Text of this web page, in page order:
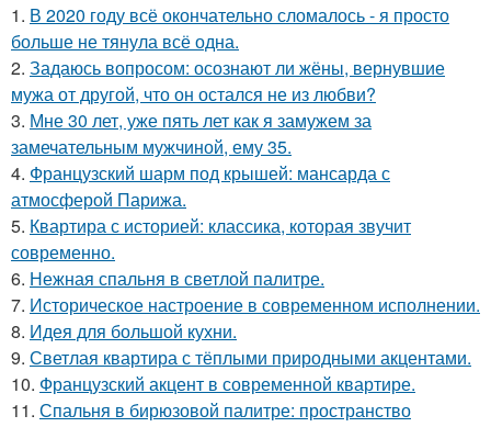
1. В 2020 году всё окончательно сломалось - я просто
больше не тянула всё одна.
2. Задаюсь вопросом: осознают ли жёны, вернувшие
мужа от другой, что он остался не из любви?
3. Мне 30 лет, уже пять лет как я замужем за
замечательным мужчиной, ему 35.
4. Французский шарм под крышей: мансарда с
атмосферой Парижа.
5. Квартира с историей: классика, которая звучит
современно.
6. Нежная спальня в светлой палитре.
7. Историческое настроение в современном исполнении.
8. Идея для большой кухни.
9. Светлая квартира с тёплыми природными акцентами.
10. Французский акцент в современной квартире.
11. Спальня в бирюзовой палитре: пространство